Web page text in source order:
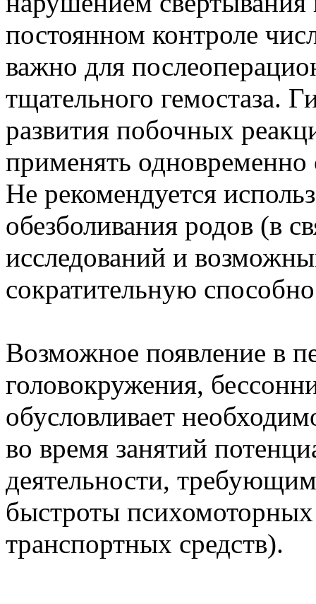
постоянном контроле
важно для
тщательного гемостаза.
развития побочных
применять одновременно
Не рекомендуется
обезболивания родов (в
исследований и
сократительную
Возможное появление в
головокружения,
обусловливает
во время занятий
деятельности,
быстроты
транспортных средств).